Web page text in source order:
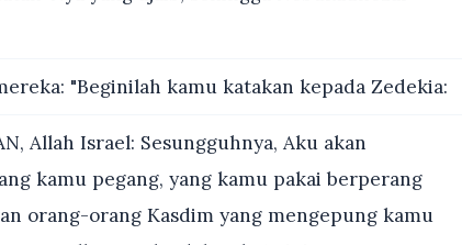
"Beginilah kamu katakan kepada Zedekia:
Allah Israel: Sesungguhnya, Aku akan
kamu pegang, yang kamu pakai berperang
orang-orang Kasdim yang mengepung kamu